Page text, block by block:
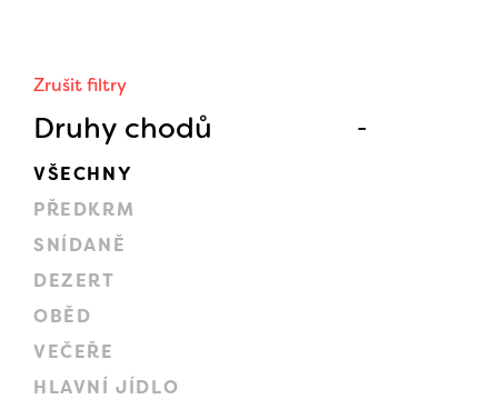
Zrušit filtry
Druhy chodů
VŠECHNY
PŘEDKRM
SNÍDANĚ
DEZERT
OBĚD
VEČEŘE
HLAVNÍ JÍDLO